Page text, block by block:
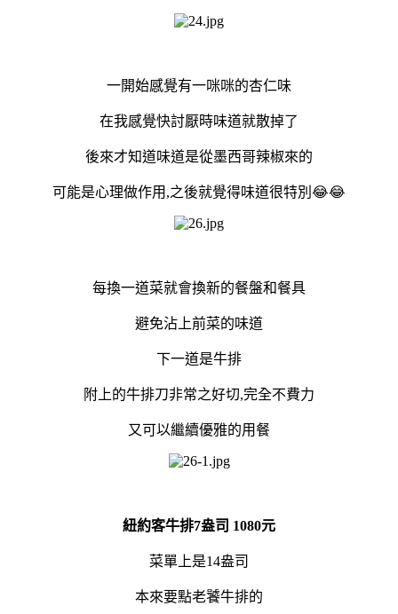
一開始感覺有一咪咪的杏仁味
在我感覺快討厭時味道就散掉了
後來才知道味道是從墨西哥辣椒來的
可能是心理做作用,之後就覺得味道很特別😂😂
每換一道菜就會換新的餐盤和餐具
避免沾上前菜的味道
下一道是牛排
附上的牛排刀非常之好切,完全不費力
又可以繼續優雅的用餐
紐約客牛排7盎司 1080元
菜單上是14盎司
本來要點老饕牛排的